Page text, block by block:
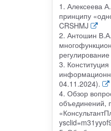
1. Алексеева
принципу
CRSHMJ
2. Антошин
3.
04.11.2024).
4. Обзор
объединений,